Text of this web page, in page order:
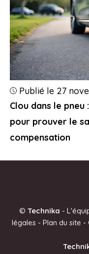
Clou dans le
pour prouver le
compensation
Publié le 27
© Technika -
légales- Plan du site -